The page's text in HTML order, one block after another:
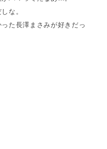
な。
た長澤まさみが好きだっ